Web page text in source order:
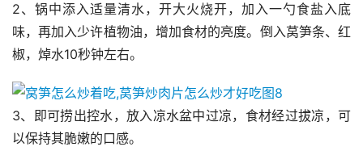
2、锅中添入适量清水，开大火烧开，加入一勺食盐入底
味，再加入少许植物油，增加食材的亮度。倒入莴笋条、红
椒，焯水10秒钟左右。
3、即可捞出控水，放入凉水盆中过凉，食材经过拔凉，可
以保持其脆嫩的口感。